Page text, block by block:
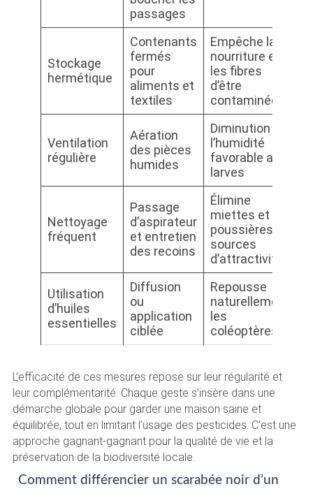
passages
Stockage
hermétique
Contenants
fermés
pour
aliments et
textiles
Empêche la
nourriture et
les fibres
d’être
contaminées
Ventilation
régulière
Aération
des pièces
humides
Diminution de
l’humidité
favorable aux
larves
Nettoyage
fréquent
Passage
d’aspirateur
et entretien
des recoins
Élimine
miettes et
poussières
sources
d’attractivité
Utilisation
d’huiles
essentielles
Diffusion
ou
application
ciblée
Repousse
naturellement
les
coléoptères
L’efficacité de ces mesures repose sur leur régularité et
leur complémentarité. Chaque geste s’insère dans une
démarche globale pour garder une maison saine et
équilibrée, tout en limitant l’usage des pesticides. C’est une
approche gagnant-gagnant pour la qualité de vie et la
préservation de la biodiversité locale.
Comment différencier un scarabée noir d’un